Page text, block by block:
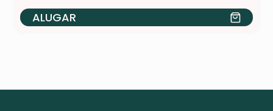
ALUGAR